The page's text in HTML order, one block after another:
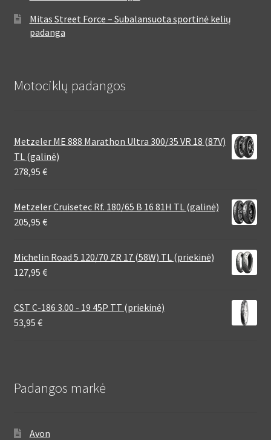
Mitas Street Force – Subalansuota sportinė kelių
padanga
Motociklų padangos
Metzeler ME 888 Marathon Ultra 300/35 VR 18 (87V)
TL (galinė)
278,95 €
Metzeler Cruisetec Rf. 180/65 B 16 81H TL (galinė)
205,95 €
Michelin Road 5 120/70 ZR 17 (58W) TL (priekinė)
127,95 €
CST C-186 3.00 - 19 45P TT (priekinė)
53,95 €
Padangos markė
Avon